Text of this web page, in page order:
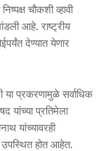
चौकशी व्हावी
आहे. राष्ट्रीय
देण्यात येणार
या प्रकरणामुळे सर्वाधिक
यांच्या प्रतिमेला
यांच्यावरही
उपस्थित होत आहेत.